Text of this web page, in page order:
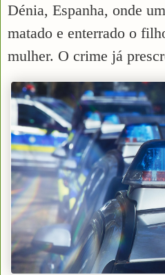
Dénia, Espanha, onde
matado e enterrado o
mulher. O crime já